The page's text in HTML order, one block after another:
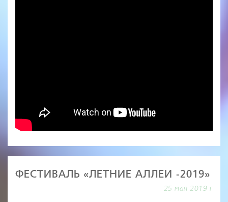
ФЕСТИВАЛЬ «ЛЕТНИЕ АЛЛЕИ -2019»
25 мая 2019 г